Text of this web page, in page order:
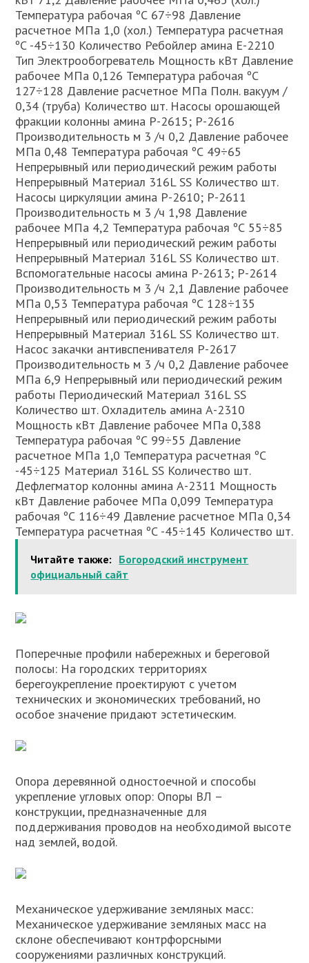
Температура рабочая ºС 67÷98 Давление
расчетное МПа 1,0 (хол.) Температура расчетная
ºС -45÷130 Количество Ребойлер амина Е-2210
Тип Электрообогреватель Мощность кВт Давление
рабочее МПа 0,126 Температура рабочая ºС
127÷128 Давление расчетное МПа Полн. вакуум /
0,34 (труба) Количество шт. Насосы орошающей
фракции колонны амина P-2615; P-2616
Производительность м 3 /ч 0,2 Давление рабочее
МПа 0,48 Температура рабочая ºС 49÷65
Непрерывный или периодический режим работы
Непрерывный Материал 316L SS Количество шт.
Насосы циркуляции амина P-2610; P-2611
Производительность м 3 /ч 1,98 Давление
рабочее МПа 4,2 Температура рабочая ºС 55÷85
Непрерывный или периодический режим работы
Непрерывный Материал 316L SS Количество шт.
Вспомогательные насосы амина P-2613; P-2614
Производительность м 3 /ч 2,1 Давление рабочее
МПа 0,53 Температура рабочая ºС 128÷135
Непрерывный или периодический режим работы
Непрерывный Материал 316L SS Количество шт.
Насос закачки антивспенивателя P-2617
Производительность м 3 /ч 0,2 Давление рабочее
МПа 6,9 Непрерывный или периодический режим
работы Периодический Материал 316L SS
Количество шт. Охладитель амина А-2310
Мощность кВт Давление рабочее МПа 0,388
Температура рабочая ºС 99÷55 Давление
расчетное МПа 1,0 Температура расчетная ºС
-45÷125 Материал 316L SS Количество шт.
Дефлегматор колонны амина А-2311 Мощность
кВт Давление рабочее МПа 0,099 Температура
рабочая ºС 116÷49 Давление расчетное МПа 0,34
Температура расчетная ºС -45÷145 Количество шт.
Читайте также: Богородский инструмент
официальный сайт
Поперечные профили набережных и береговой
полосы: На городских территориях
берегоукрепление проектируют с учетом
технических и экономических требований, но
особое значение придают эстетическим.
Опора деревянной одностоечной и способы
укрепление угловых опор: Опоры ВЛ –
конструкции, предназначен­ные для
поддерживания проводов на необходимой высоте
над землей, водой.
Механическое удерживание земляных масс:
Механическое удерживание земляных масс на
склоне обеспечивают контрфорсными
сооружениями различных конструкций.